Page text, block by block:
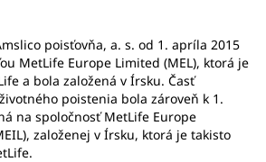
poisťovňa, a. s. od 1. apríla 2015
MetLife Europe Limited (MEL), ktorá je
a bola založená v Írsku. Časť
poistenia bola zároveň k 1.
na spoločnosť MetLife Europe
založenej v Írsku, ktorá je takisto